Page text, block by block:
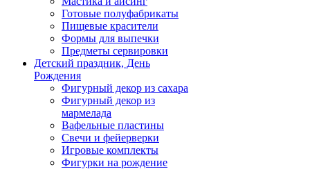
Готовые полуфабрикаты
Пищевые красители
Формы для выпечки
Предметы сервировки
Детский праздник, День
Рождения
Фигурный декор из сахара
Фигурный декор из
мармелада
Вафельные пластины
Свечи и фейерверки
Игровые комплекты
Фигурки на рождение